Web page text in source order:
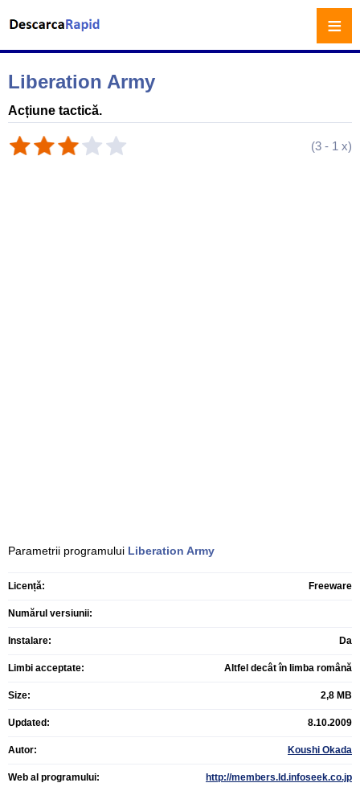
Liberation Army
Acțiune tactică.
(3 - 1 x)
Parametrii programului Liberation Army
Licență: Freeware
Numărul versiunii:
Instalare: Da
Limbi acceptate: Altfel decât în limba română
Size: 2,8 MB
Updated: 8.10.2009
Autor: Koushi Okada
Web al programului: http://members.ld.infoseek.co.jp
≡